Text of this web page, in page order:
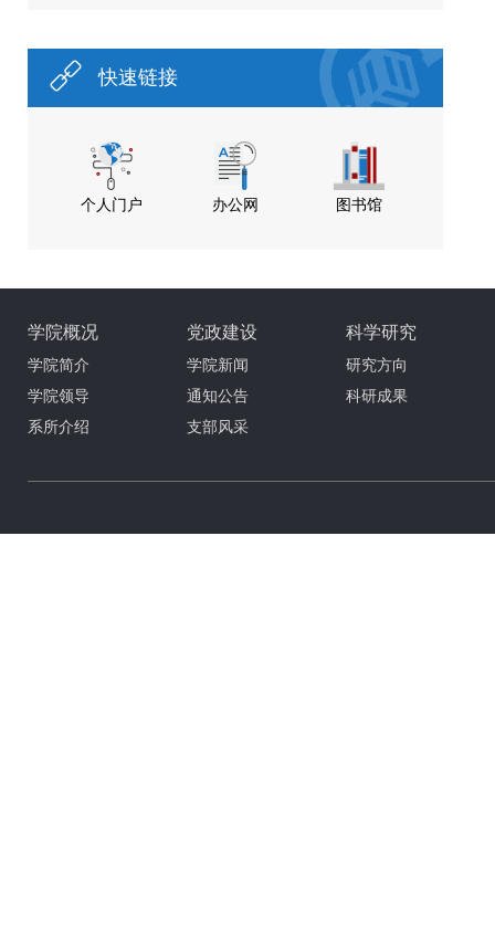
快速链接
个人门户 办公网 图书馆
学院概况
学院简介
学院领导
系所介绍
党政建设
学院新闻
通知公告
支部风采
科学研究
研究方向
科研成果